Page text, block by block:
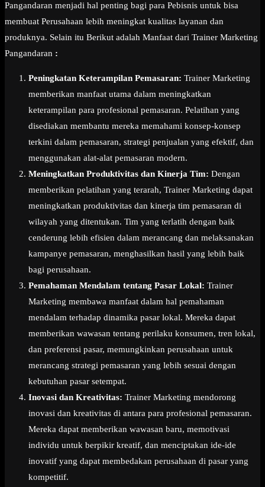
Pangandaran menjadi hal penting bagi para Pebisnis untuk bisa
membuat Perusahaan lebih meningkat kualitas layanan dan
produknya. Selain itu Berikut adalah Manfaat dari Trainer Marketing
Pangandaran :
Peningkatan Keterampilan Pemasaran: Trainer Marketing
memberikan manfaat utama dalam meningkatkan
keterampilan para profesional pemasaran. Pelatihan yang
disediakan membantu mereka memahami konsep-konsep
terkini dalam pemasaran, strategi penjualan yang efektif, dan
menggunakan alat-alat pemasaran modern.
Meningkatkan Produktivitas dan Kinerja Tim: Dengan
memberikan pelatihan yang terarah, Trainer Marketing dapat
meningkatkan produktivitas dan kinerja tim pemasaran di
wilayah yang ditentukan. Tim yang terlatih dengan baik
cenderung lebih efisien dalam merancang dan melaksanakan
kampanye pemasaran, menghasilkan hasil yang lebih baik
bagi perusahaan.
Pemahaman Mendalam tentang Pasar Lokal: Trainer
Marketing membawa manfaat dalam hal pemahaman
mendalam terhadap dinamika pasar lokal. Mereka dapat
memberikan wawasan tentang perilaku konsumen, tren lokal,
dan preferensi pasar, memungkinkan perusahaan untuk
merancang strategi pemasaran yang lebih sesuai dengan
kebutuhan pasar setempat.
Inovasi dan Kreativitas: Trainer Marketing mendorong
inovasi dan kreativitas di antara para profesional pemasaran.
Mereka dapat memberikan wawasan baru, memotivasi
individu untuk berpikir kreatif, dan menciptakan ide-ide
inovatif yang dapat membedakan perusahaan di pasar yang
kompetitif.